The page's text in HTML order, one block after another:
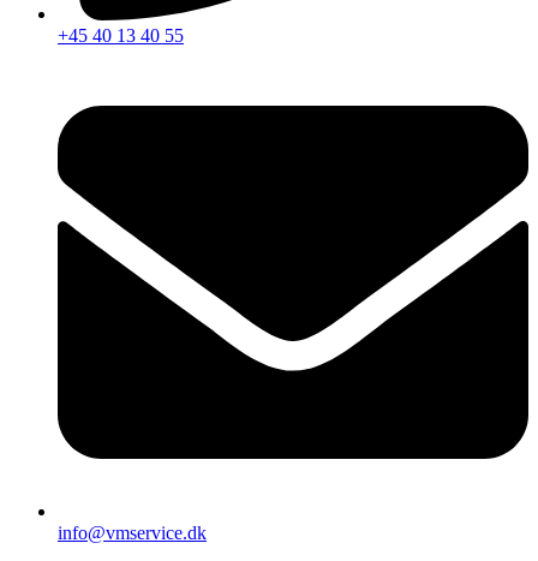
+45 40 13 40 55
info@vmservice.dk